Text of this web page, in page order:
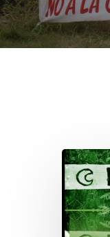
Lof
Winkül
Küsra
convoca